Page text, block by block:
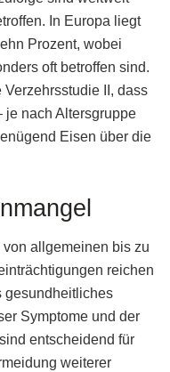
In Europa liegt
Prozent, wobei
oft betroffen sind.
II, dass
je nach Altersgruppe
Eisen über die
von allgemeinen bis zu
reichen
gesundheitliches
Symptome und der
entscheidend für
weiterer